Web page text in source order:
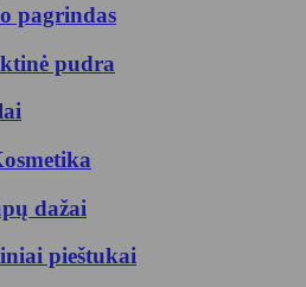
pagrindas
pudra
dažai
pieštukai